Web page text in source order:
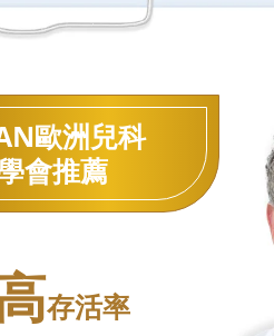
歐洲兒科
會推薦
存活率